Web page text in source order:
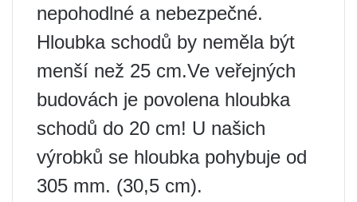
nepohodlné a nebezpečné.
Hloubka schodů by neměla být
menší než 25 cm.Ve veřejných
budovách je povolena hloubka
schodů do 20 cm! U našich
výrobků se hloubka pohybuje od
305 mm. (30,5 cm).